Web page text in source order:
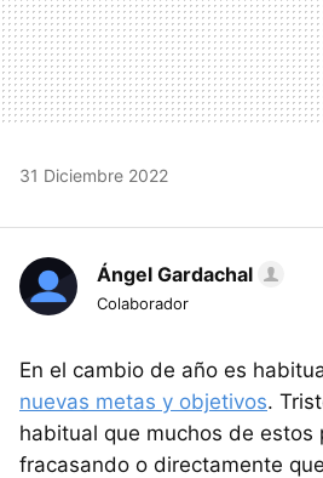
31 Diciembre 2022
Ángel Gardachal
Colaborador
En el cambio de año es
nuevas metas y objetivos.
habitual que muchos de estos
fracasando o directamente